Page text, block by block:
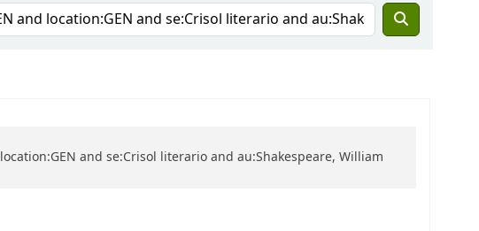
and se:Crisol literario and au:Shakespeare, William